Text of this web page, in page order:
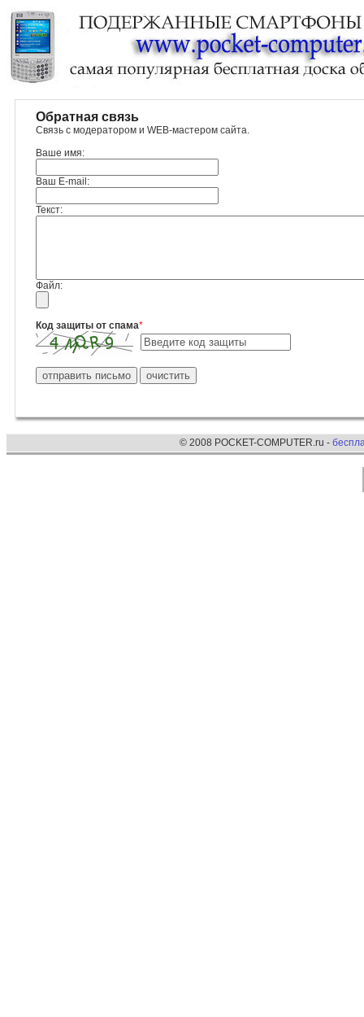
Обратная связь
Связь с модератором и WEB-мастером сайта.
Ваше имя:
Ваш E-mail:
Текст:
Файл:
Код защиты от спама*
© 2008 POCKET-COMPUTER.ru -